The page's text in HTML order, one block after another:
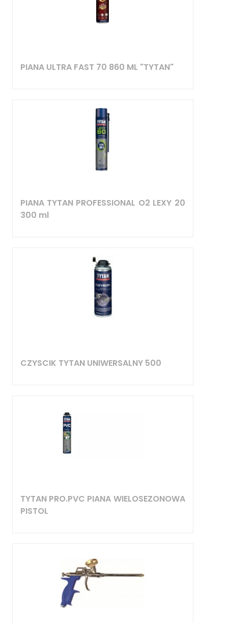
PIANA ULTRA FAST 70 860 ML "TYTAN"
PIANA TYTAN PROFESSIONAL O2 LEXY 20
300 ml
CZYSCIK TYTAN UNIWERSALNY 500
TYTAN PRO.PVC PIANA WIELOSEZONOWA
PISTOL